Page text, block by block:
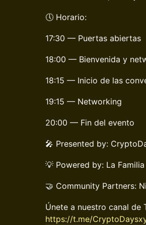
🕔 Horario:
17:30 — Puertas abiertas
18:00 — Bienvenida y
18:15 — Inicio de las
19:15 — Networking
20:00 — Fin del evento
🎤 Presented by:
💡 Powered by: La Familia
🤝 Community Partners:
Únete a nuestro canal de
https://t.me/